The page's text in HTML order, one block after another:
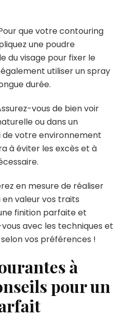
que votre contouring
une poudre
du visage pour fixer le
utiliser un spray
durée.
vous de bien voir
ou dans un
de votre environnement
à éviter les excès et à
en mesure de réaliser
valeur vos traits
finition parfaite et
avec les techniques et
vos préférences !
à
pour un